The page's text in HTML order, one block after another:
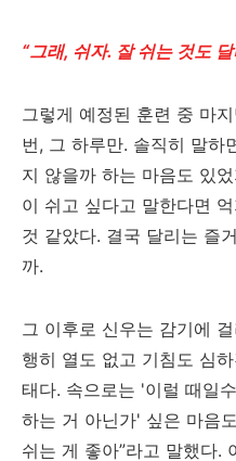
“그래, 쉬자. 잘 쉬는 것도
그렇게 예정된 훈련 중 마
번, 그 하루만. 솔직히 말하
지 않을까 하는 마음도 있
이 쉬고 싶다고 말한다면
것 같았다. 결국 달리는 즐
까.
그 이후로 신우는 감기에
행히 열도 없고 기침도 심
태다. 속으로는 '이럴 때일
하는 거 아닌가' 싶은 마음
쉬는 게 좋아”라고 말했다.